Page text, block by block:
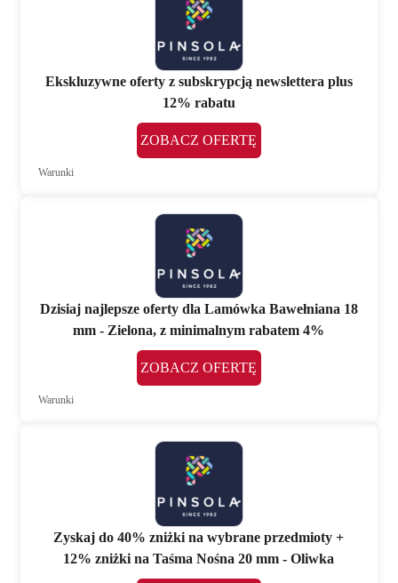
Ekskluzywne oferty z subskrypcją newslettera plus
12% rabatu
ZOBACZ OFERTĘ
Warunki
Dzisiaj najlepsze oferty dla Lamówka Bawełniana 18
mm - Zielona, z minimalnym rabatem 4%
ZOBACZ OFERTĘ
Warunki
Zyskaj do 40% zniżki na wybrane przedmioty +
12% zniżki na Taśma Nośna 20 mm - Oliwka